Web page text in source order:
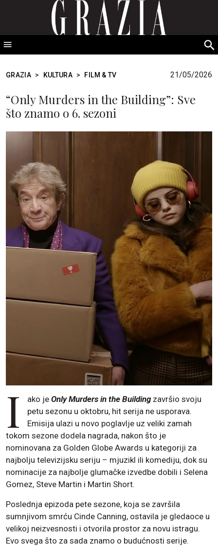
GRAZIA Srbija
GRAZIA > KULTURA > FILM & TV 21/05/2026
“Only Murders in the Building”: Sve
što znamo o 6. sezoni
I ako jeOnly Murders in the Buildingzavršio svoju
petu sezonu u oktobru, hit serija ne usporava.
Emisija ulazi u novo poglavlje uz veliki zamah
tokom sezone dodela nagrada, nakon što je
nominovana za Golden Globe Awards u kategoriji za
najbolju televizijsku seriju – mjuzikl ili komediju, dok su
nominacije za najbolje glumačke izvedbe dobili i Selena
Gomez, Steve Martin i Martin Short.
Poslednja epizoda pete sezone, koja se završila
sumnjivom smrću Cinde Canning, ostavila je gledaoce u
velikoj neizvesnosti i otvorila prostor za novu istragu.
Evo svega što za sada znamo o budućnosti serije.